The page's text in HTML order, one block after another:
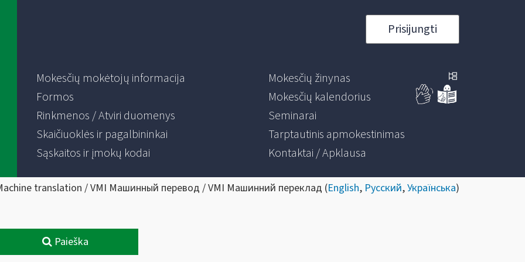
Prisijungti
Mokesčių mokėtojų informacija
Formos
Rinkmenos / Atviri duomenys
Skaičiuoklės ir pagalbininkai
Sąskaitos ir įmokų kodai
Mokesčių žinynas
Mokesčių kalendorius
Seminarai
Tarptautinis apmokestinimas
Kontaktai / Apklausa
translation / VMI Машинный перевод / VMI Машинний переклад (English, Русский,Українська)
Paieška